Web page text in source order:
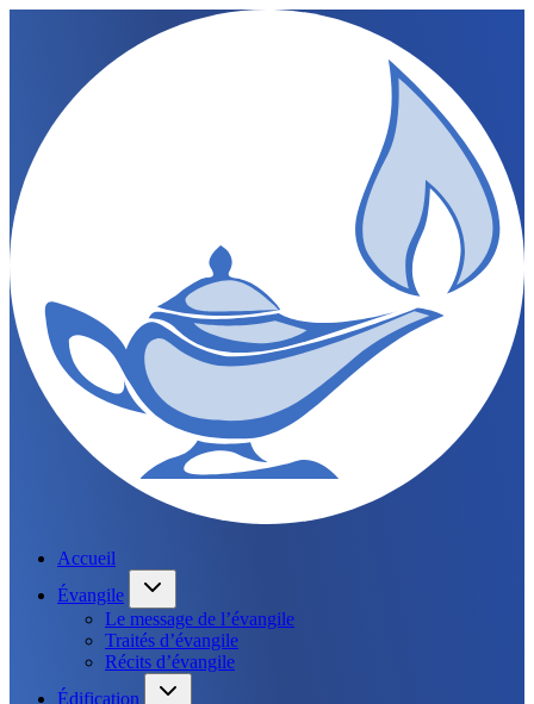
Accueil
Évangile
Le message de l’évangile
Traités d’évangile
Récits d’évangile
Édification